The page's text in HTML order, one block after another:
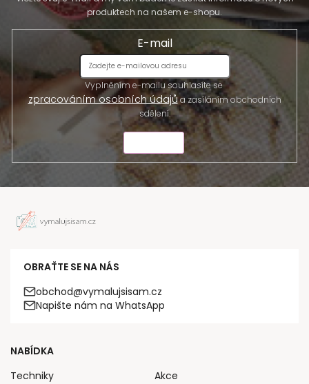
produktech na našem e-shopu.
E-mail
Vyplněním e-mailu souhlasíte se
zpracováním osobních údajůa zasíláním obchodních
sdělení.
OBRAŤTE SE NA NÁS
obchod@vymalujsisam.cz
Napište nám na WhatsApp
NABÍDKA
Techniky
Akce